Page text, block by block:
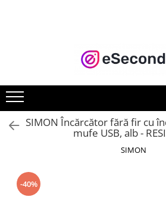
Accesorii Auto
Anvelope & Jante
Covorase auto
Echipamente pentru Atelier
Moto
Reparatii si echipamente auto
SIMON Încărcător fără fir cu
mufe USB, alb -
SIMON
-40%